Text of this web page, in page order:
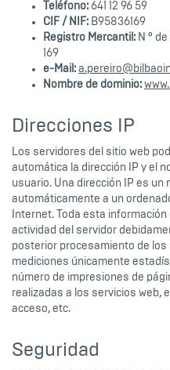
Teléfono: 641 12 96 59
CIF / NIF: B95836169
Registro Mercantil: N º
169
e-Mail:
Nombre de dominio:
Direcciones IP
Los servidores del sitio web
automática la dirección IP y el
usuario. Una dirección IP es un
automáticamente a un
Internet. Toda esta
actividad del servidor
posterior procesamiento de
mediciones únicamente
número de impresiones de
realizadas a los servicios web,
acceso, etc.
Seguridad